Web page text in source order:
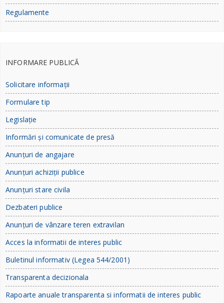
Regulamente
INFORMARE PUBLICĂ
Solicitare informații
Formulare tip
Legislație
Informări și comunicate de presă
Anunțuri de angajare
Anunțuri achiziții publice
Anunțuri stare civila
Dezbateri publice
Anunțuri de vânzare teren extravilan
Acces la informatii de interes public
Buletinul informativ (Legea 544/2001)
Transparenta decizionala
Rapoarte anuale transparenta si informatii de interes public